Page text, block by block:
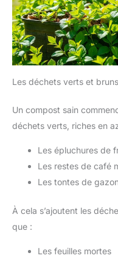
Les déchets verts et bruns
Un compost sain
déchets verts, riches en
Les épluchures de
Les restes de café
Les tontes de
À cela s’ajoutent les
que :
Les feuilles mortes